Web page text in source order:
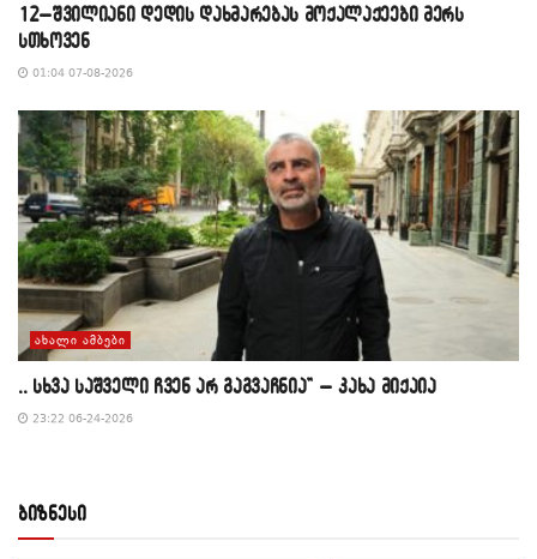
12–შვილიანი დედის დახმარებას მოქალაქეები მერს
სთხოვენ
01:04 07-08-2026
ᲐᲮᲐᲚᲘ ᲐᲛᲑᲔᲑᲘ
,, სხვა საშველი ჩვენ არ გაგვაჩნია” – კახა მიქაია
23:22 06-24-2026
ბიზნესი